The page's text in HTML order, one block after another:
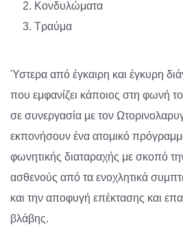
2. Κονδυλώματα
3. Τραύμα
Ύστερα από έγκαιρη και έγκυρη
που εμφανίζει κάποιος στη φωνή
σε συνεργασία με τον
εκπονήσουν ένα ατομικό
φωνητικής διαταραχής με σκοπό
ασθενούς από τα ενοχλητικά
και την αποφυγή επέκτασης και
βλάβης.